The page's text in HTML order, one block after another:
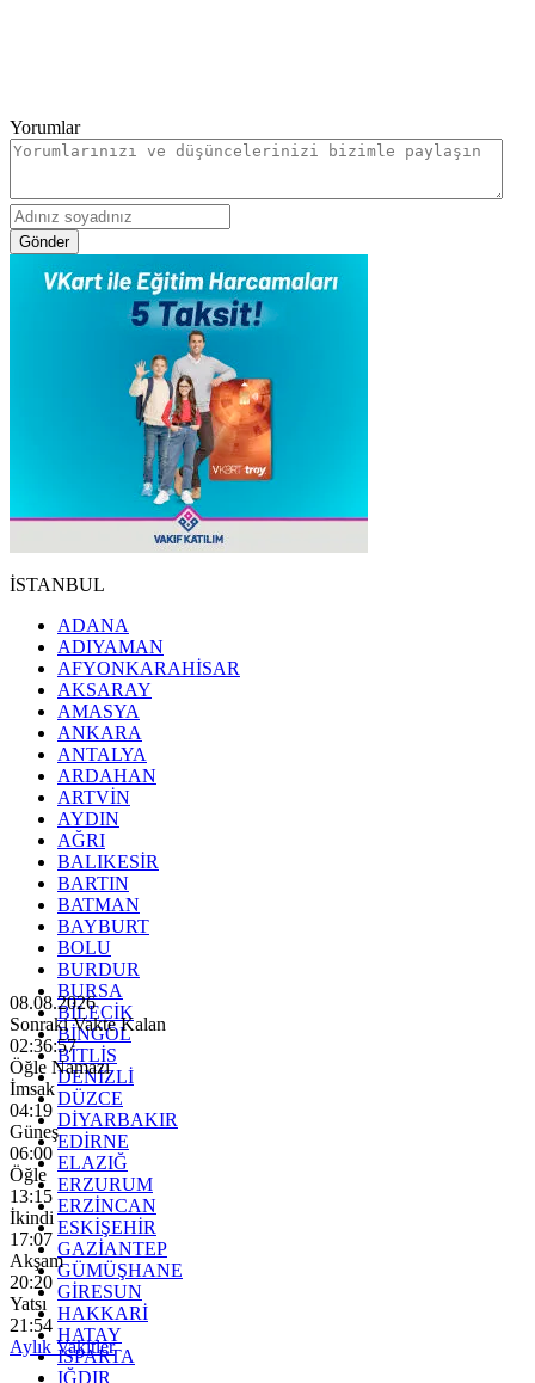
Yorumlar
Gönder
İSTANBUL
ADANA
ADIYAMAN
AFYONKARAHİSAR
AKSARAY
AMASYA
ANKARA
ANTALYA
ARDAHAN
ARTVİN
AYDIN
AĞRI
BALIKESİR
BARTIN
BATMAN
BAYBURT
BOLU
BURDUR
BURSA
BİLECİK
BİNGÖL
BİTLİS
DENİZLİ
DÜZCE
DİYARBAKIR
EDİRNE
ELAZIĞ
ERZURUM
ERZİNCAN
ESKİŞEHİR
GAZİANTEP
GÜMÜŞHANE
GİRESUN
HAKKARİ
HATAY
ISPARTA
IĞDIR
08.08.2026
Sonraki Vakte Kalan
02:36:55
Öğle Namazı
İmsak
04:19
Güneş
06:00
Öğle
13:15
İkindi
17:07
Akşam
20:20
Yatsı
21:54
Aylık Vakitler